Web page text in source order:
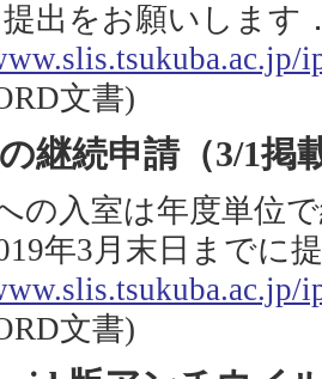
出をお願いします
文書)
継続申請（3/1掲
の入室は年度単位
年3月末日までに
文書)